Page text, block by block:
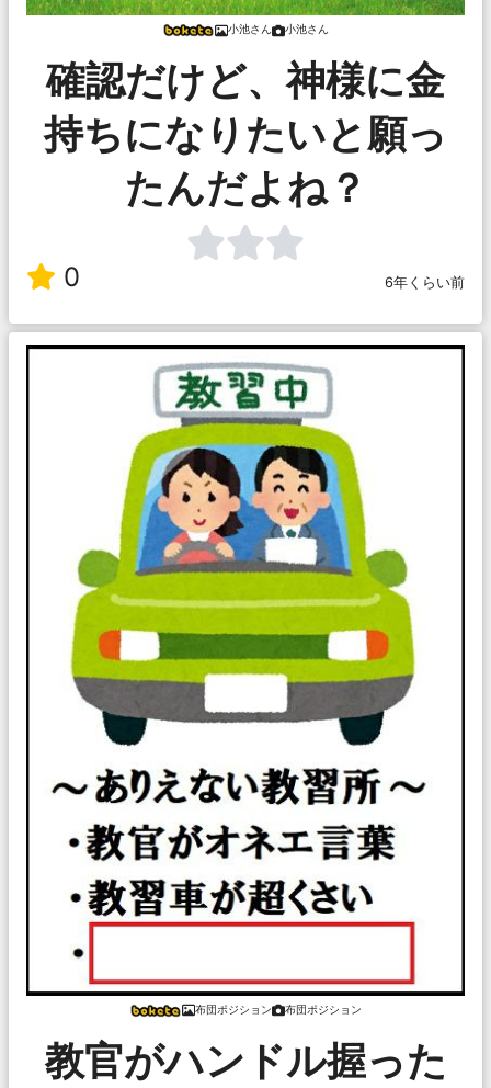
小池さん 小池さん
確認だけど、神様に金
持ちになりたいと願っ
たんだよね？
0 6年くらい前
布団ポジション 布団ポジション
教官がハンドル握った